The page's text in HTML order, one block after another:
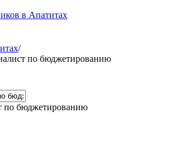
в Апатитах
/
по бюджетированию
по бюджетированию